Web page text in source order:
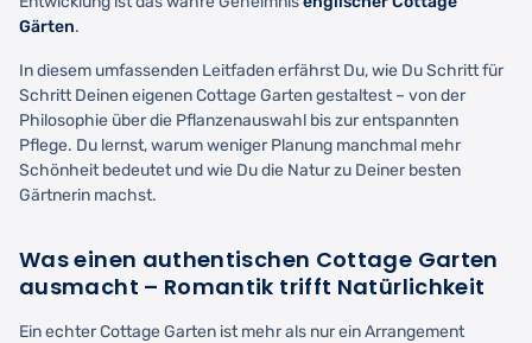
Gärten.
In diesem umfassenden Leitfaden erfährst Du, wie Du Schritt für
Schritt Deinen eigenen Cottage Garten gestaltest – von der
Philosophie über die Pflanzenauswahl bis zur entspannten
Pflege. Du lernst, warum weniger Planung manchmal mehr
Schönheit bedeutet und wie Du die Natur zu Deiner besten
Gärtnerin machst.
Was einen authentischen Cottage Garten
ausmacht – Romantik trifft Natürlichkeit
Ein echter Cottage Garten ist mehr als nur ein Arrangement